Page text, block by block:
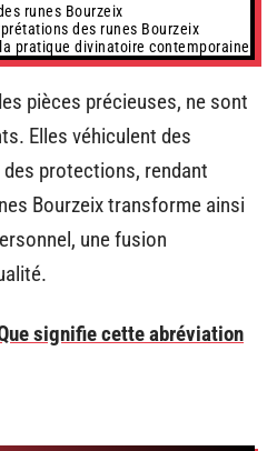
runes Bourzeix
des runes Bourzeix
pratique divinatoire contemporaine
pièces précieuses, ne sont
Elles véhiculent des
protections, rendant
Bourzeix transforme ainsi
une fusion
signifie cette abréviation